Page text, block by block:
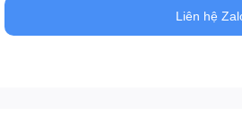
Liên hệ